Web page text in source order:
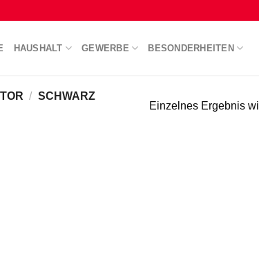
HAUSHALT GEWERBE BESONDERHEITEN
/ SCHWARZ
Einzelnes Ergebnis